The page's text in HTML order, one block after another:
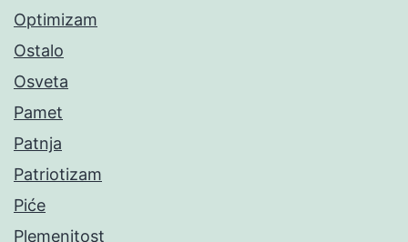
Optimizam
Ostalo
Osveta
Pamet
Patnja
Patriotizam
Piće
Plemenitost